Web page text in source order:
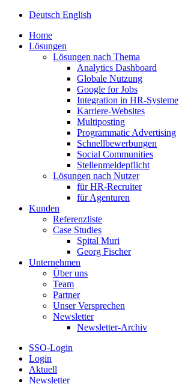
Deutsch English
Home
Lösungen
Lösungen nach Thema
Analytics Dashboard
Globale Nutzung
Google for Jobs
Integration in HR-Systeme
Karriere-Websites
Multiposting
Programmatic Advertising
Schnellbewerbungen
Social Communities
Stellenmeldepflicht
Lösungen nach Nutzer
für HR-Recruiter
für Agenturen
Kunden
Referenzliste
Case Studies
Spital Muri
Georg Fischer
Unternehmen
Über uns
Team
Partner
Unser Versprechen
Newsletter
Newsletter-Archiv
SSO-Login
Login
Aktuell
Newsletter